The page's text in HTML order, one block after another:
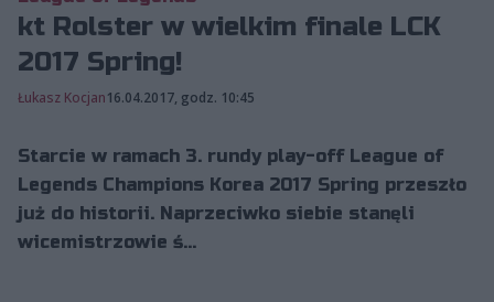
kt Rolster w wielkim finale LCK
2017 Spring!
Łukasz Kocjan16.04.2017, godz. 10:45
Starcie w ramach 3. rundy play-off League of
Legends Champions Korea 2017 Spring przeszło
już do historii. Naprzeciwko siebie stanęli
wicemistrzowie ś...